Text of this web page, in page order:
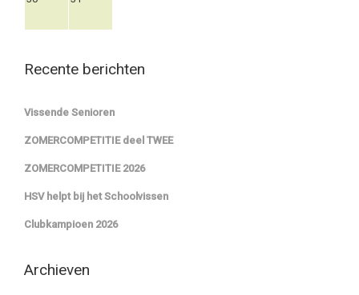
Recente berichten
Vissende Senioren
ZOMERCOMPETITIE deel TWEE
ZOMERCOMPETITIE 2026
HSV helpt bij het Schoolvissen
Clubkampioen 2026
Archieven